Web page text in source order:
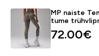
MP naiste
tume
72.00€‎